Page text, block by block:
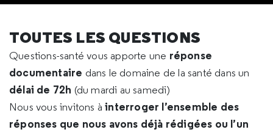
TOUTES LES QUESTIONS
Questions-santé vous apporte une réponse
documentaire dans le domaine de la santé dans un
délai de 72h (du mardi au samedi)
Nous vous invitons àinterroger l’ensemble des
réponses que nous avons déjà rédigées ou l’un